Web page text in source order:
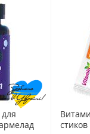
стиков